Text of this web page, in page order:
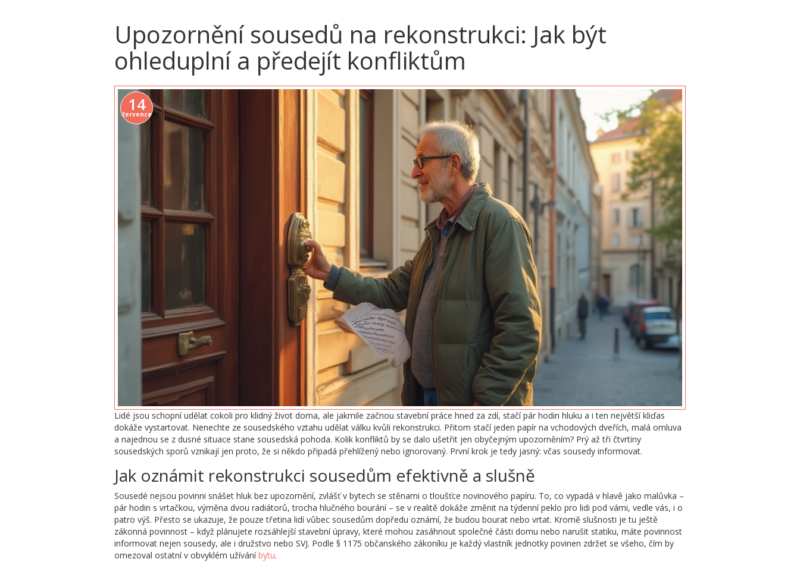
Upozornění sousedů na rekonstrukci: Jak být
ohleduplní a předejít konfliktům
14
července
Lidé jsou schopní udělat cokoli pro klidný život doma, ale jakmile začnou stavební práce hned za zdí, stačí pár hodin hluku a i ten největší kliďas
dokáže vystartovat. Nenechte ze sousedského vztahu udělat válku kvůli rekonstrukci. Přitom stačí jeden papír na vchodových dveřích, malá omluva
a najednou se z dusné situace stane sousedská pohoda. Kolik konfliktů by se dalo ušetřit jen obyčejným upozorněním? Prý až tři čtvrtiny
sousedských sporů vznikají jen proto, že si někdo připadá přehlížený nebo ignorovaný. První krok je tedy jasný: včas sousedy informovat.
Jak oznámit rekonstrukci sousedům efektivně a slušně
Sousedé nejsou povinni snášet hluk bez upozornění, zvlášť v bytech se stěnami o tloušťce novinového papíru. To, co vypadá v hlavě jako malůvka –
pár hodin s vrtačkou, výměna dvou radiátorů, trocha hlučného bourání – se v realitě dokáže změnit na týdenní peklo pro lidi pod vámi, vedle vás, i o
patro výš. Přesto se ukazuje, že pouze třetina lidí vůbec sousedům dopředu oznámí, že budou bourat nebo vrtat. Kromě slušnosti je tu ještě
zákonná povinnost – když plánujete rozsáhlejší stavební úpravy, které mohou zasáhnout společné části domu nebo narušit statiku, máte povinnost
informovat nejen sousedy, ale i družstvo nebo SVJ. Podle § 1175 občanského zákoníku je každý vlastník jednotky povinen zdržet se všeho, čím by
omezoval ostatní v obvyklém užíváníbytu.